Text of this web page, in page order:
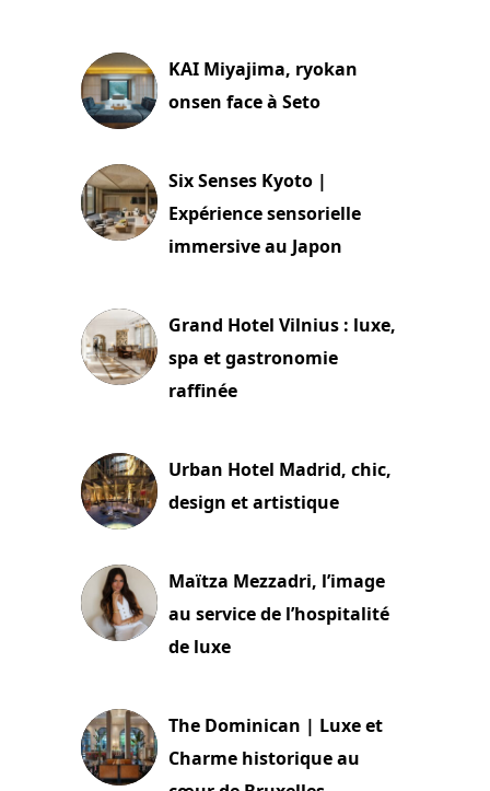
KAI Miyajima, ryokan
onsen face à Seto
Six Senses Kyoto |
Expérience sensorielle
immersive au Japon
Grand Hotel Vilnius : luxe,
spa et gastronomie
raffinée
Urban Hotel Madrid, chic,
design et artistique
Maïtza Mezzadri, l’image
au service de l’hospitalité
de luxe
The Dominican | Luxe et
Charme historique au